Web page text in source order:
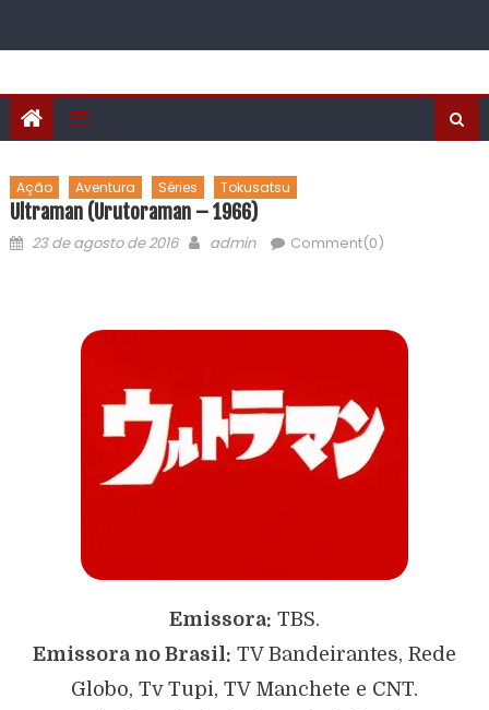
Ação Aventura Séries Tokusatsu
Ultraman (Urutoraman – 1966)
23 de agosto de 2016 admin Comment(0)
Emissora: TBS.
Emissora no Brasil: TV Bandeirantes, Rede
Globo, Tv Tupi, TV Manchete e CNT.